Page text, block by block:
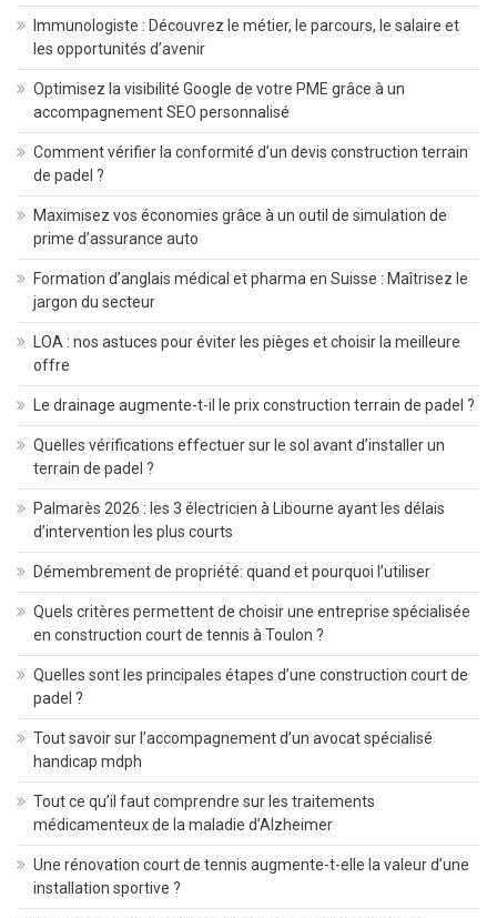
Immunologiste : Découvrez le métier, le parcours, le salaire et
les opportunités d’avenir
Optimisez la visibilité Google de votre PME grâce à un
accompagnement SEO personnalisé
Comment vérifier la conformité d’un devis construction terrain
de padel ?
Maximisez vos économies grâce à un outil de simulation de
prime d’assurance auto
Formation d’anglais médical et pharma en Suisse : Maîtrisez le
jargon du secteur
LOA : nos astuces pour éviter les pièges et choisir la meilleure
offre
Le drainage augmente-t-il le prix construction terrain de padel ?
Quelles vérifications effectuer sur le sol avant d’installer un
terrain de padel ?
Palmarès 2026 : les 3 électricien à Libourne ayant les délais
d’intervention les plus courts
Démembrement de propriété: quand et pourquoi l’utiliser
Quels critères permettent de choisir une entreprise spécialisée
en construction court de tennis à Toulon ?
Quelles sont les principales étapes d’une construction court de
padel ?
Tout savoir sur l’accompagnement d’un avocat spécialisé
handicap mdph
Tout ce qu’il faut comprendre sur les traitements
médicamenteux de la maladie d’Alzheimer
Une rénovation court de tennis augmente-t-elle la valeur d’une
installation sportive ?